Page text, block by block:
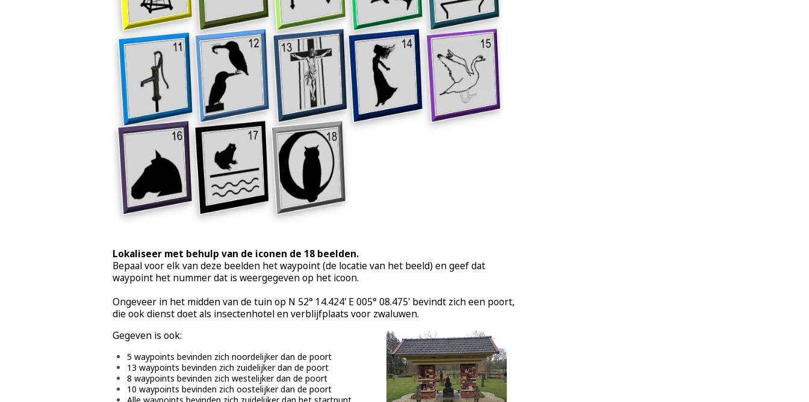
Lokaliseer met behulp van de iconen de 18 beelden.
Bepaal voor elk van deze beelden het waypoint (de locatie van het beeld) en geef dat
waypoint het nummer dat is weergegeven op het icoon.
Ongeveer in het midden van de tuin op N 52° 14.424' E 005° 08.475' bevindt zich een poort,
die ook dienst doet als insectenhotel en verblijfplaats voor zwaluwen.
Gegeven is ook:
5 waypoints bevinden zich noordelijker dan de poort
13 waypoints bevinden zich zuidelijker dan de poort
8 waypoints bevinden zich westelijker dan de poort
10 waypoints bevinden zich oostelijker dan de poort